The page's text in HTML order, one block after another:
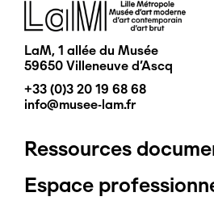
Image
LaM, 1 allée du Musée
59650 Villeneuve d'Ascq
+33 (0)3 20 19 68 68
info@musee-lam.fr
Pied
de
Ressources
Espace